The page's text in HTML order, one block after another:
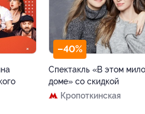
–40%
Спектакль «В этом
доме» со скидкой
Кропоткинская